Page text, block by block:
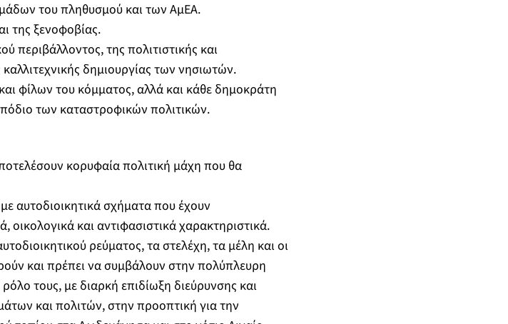
του πληθυσμού και των ΑμΕΑ.
ξενοφοβίας.
της πολιτιστικής και
καλλιτεχνικής δημιουργίας των νησιωτών.
του κόμματος, αλλά και κάθε δημοκράτη
των καταστροφικών πολιτικών.
κορυφαία πολιτική μάχη που θα
αυτοδιοικητικά σχήματα που έχουν
και αντιφασιστικά χαρακτηριστικά.
ρεύματος, τα στελέχη, τα μέλη και οι
και πρέπει να συμβάλουν στην πολύπλευρη
τους, με διαρκή επιδίωξη διεύρυνσης και
και πολιτών, στην προοπτική για την